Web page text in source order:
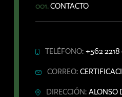
001.CONTACTO
TELÉFONO: +562
CORREO:
DIRECCIÓN: ALONSO